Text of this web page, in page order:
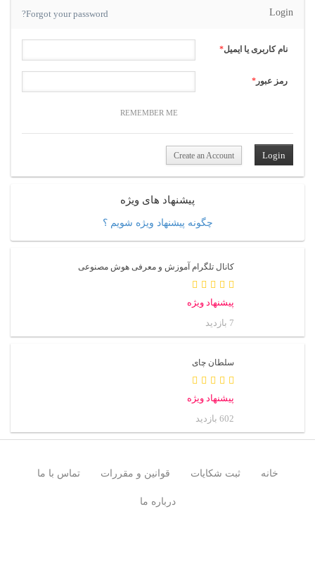
Login
Forgot your password?
نام کاربری یا ایمیل*
رمز عبور *
REMEMBER ME
Create an Account
پیشنهاد های ویژه
چگونه پیشنهاد ویژه شویم ؟
کانال تلگرام آموزش و معرفی هوش مصنوعی
پیشنهاد ویژه
7 بازدید
سلطان چای
پیشنهاد ویژه
602 بازدید
خانه ثبت شکایات قوانین و مقررات تماس با ما
درباره ما